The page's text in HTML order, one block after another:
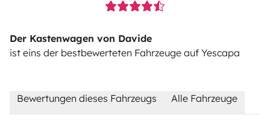
the grey water tank and toilet before drop-off.
Der Kastenwagen von Davide
ist eins der bestbewerteten Fahrzeuge auf Yescapa
Bewertungen dieses Fahrzeugs Alle Fahrzeuge